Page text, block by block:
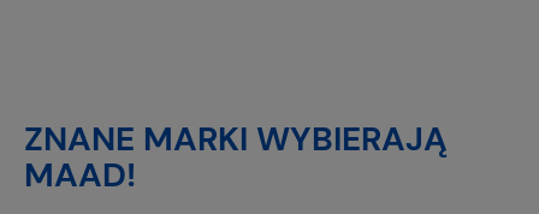
ZNANE MARKI WYBIERAJĄ
MAAD!